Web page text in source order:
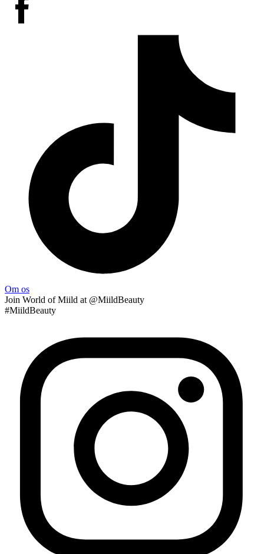
Om os
Join World of Miild at @MiildBeauty
#MiildBeauty